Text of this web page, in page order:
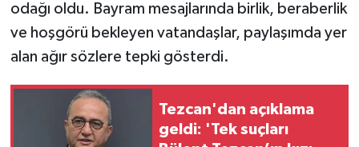
odağı oldu. Bayram mesajlarında birlik, beraberlik
ve hoşgörü bekleyen vatandaşlar, paylaşımda yer
alan ağır sözlere tepki gösterdi.
Tezcan'dan açıklama
geldi: 'Tek suçları